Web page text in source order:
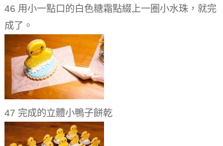
46 用小一點口的白色糖霜點綴上一圈小水珠，就完
成了。
47 完成的立體小鴨子餅乾